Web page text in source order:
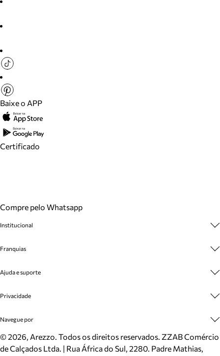
Baixe o APP
Certificado
Compre pelo Whatsapp
Institucional
Cashback
Venda Corporativa
Mapa do Site
Inverno
Mundo Arezzo
Franquias
Plano de Negócio
Ajuda e suporte
Cadastro
Meus Pedidos
Trocas e Devoluções
Cartão Presente
Privacidade
Politica e Privacidade
Navegue por
Sapatos
Bolsas
©2026, Arezzo. Todos os direitos reservados. ZZAB Comércio
de Calçados Ltda. | Rua África do Sul, 2280. Padre Mathias,